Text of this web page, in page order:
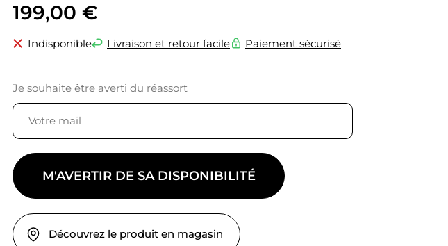
199,00 €
Indisponible Livraison et retour facile Paiement sécurisé
Je souhaite être averti du réassort
M'AVERTIR DE SA DISPONIBILITÉ
Découvrez le produit en magasin